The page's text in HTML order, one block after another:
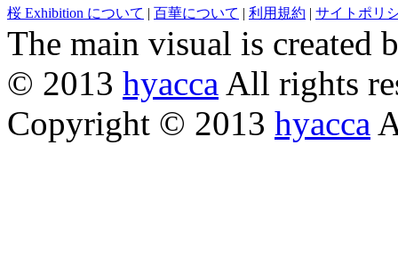
桜 Exhibition について | 百華について | 利用規約 | サイトポリ
The main visual is created
© 2013 hyacca All rights
Copyright © 2013 hyacca